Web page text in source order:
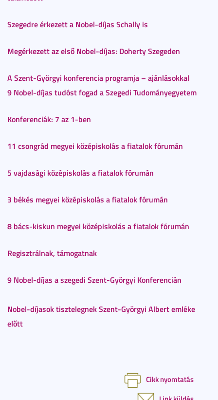
Szegedre érkezett a Nobel-díjas Schally is
Megérkezett az első Nobel-díjas: Doherty Szegeden
A Szent-Györgyi konferencia programja – ajánlásokkal
9 Nobel-díjas tudóst fogad a Szegedi Tudományegyetem
Konferenciák: 7 az 1-ben
11 csongrád megyei középiskolás a fiatalok fórumán
5 vajdasági középiskolás a fiatalok fórumán
3 békés megyei középiskolás a fiatalok fórumán
8 bács-kiskun megyei középiskolás a fiatalok fórumán
Regisztrálnak, támogatnak
9 Nobel-díjas a szegedi Szent-Györgyi Konferencián
Nobel-díjasok tisztelegnek Szent-Györgyi Albert emléke
előtt
Cikk nyomtatás